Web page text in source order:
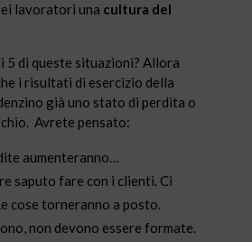
lavoratori una cultura del
5 di queste situazioni? Allora
i risultati di esercizio della
già uno stato di perdita o
Avrete pensato:
aumenteranno…
saputo fare con i clienti. Ci
cose torneranno a posto.
non devono essere formate.